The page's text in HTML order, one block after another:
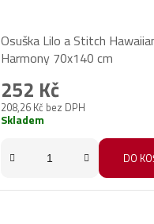
Osuška Lilo a Stitch
Harmony 70x140 cm
208,26 Kč bez DPH
252 Kč
Skladem
DO